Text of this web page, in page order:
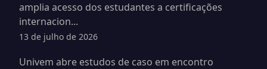
amplia acesso dos estudantes a certificações
internacion...
13 de julho de 2026
Univem abre estudos de caso em encontro